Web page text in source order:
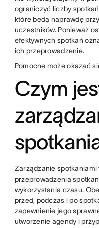
ograniczyć liczby
które będą naprawdę
uczestników. Ponieważ
efektywnych spotkań
ich przeprowadzenie.
Pomocne może okazać
Czym
Zarządzanie
przeprowadzenia
wykorzystania czasu.
przed, podczas i po
zapewnienie jego
utworzenie agendy i